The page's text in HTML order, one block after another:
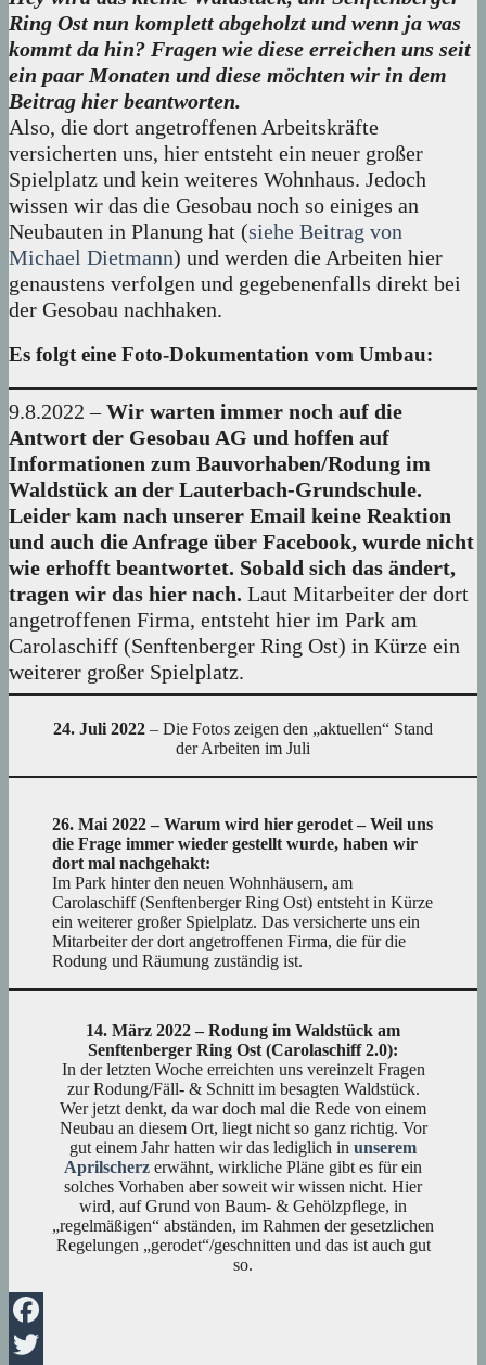
Ring Ost nun komplett abgeholzt und wenn ja was
kommt da hin? Fragen wie diese erreichen uns seit
ein paar Monaten und diese möchten wir in dem
Beitrag hier beantworten.
Also, die dort angetroffenen Arbeitskräfte
versicherten uns, hier entsteht ein neuer großer
Spielplatz und kein weiteres Wohnhaus. Jedoch
wissen wir das die Gesobau noch so einiges an
Neubauten in Planung hat (siehe Beitrag von
Michael Dietmann) und werden die Arbeiten hier
genaustens verfolgen und gegebenenfalls direkt bei
der Gesobau nachhaken.
Es folgt eine Foto-Dokumentation vom Umbau:
9.8.2022 –Wir warten immer noch auf die
Antwort der Gesobau AG und hoffen auf
Informationen zum Bauvorhaben/Rodung im
Waldstück an der Lauterbach-Grundschule.
Leider kam nach unserer Email keine Reaktion
und auch die Anfrage über Facebook, wurde nicht
wie erhofft beantwortet. Sobald sich das ändert,
tragen wir das hier nach. Laut Mitarbeiter der dort
angetroffenen Firma, entsteht hier im Park am
Carolaschiff (Senftenberger Ring Ost) in Kürze ein
weiterer großer Spielplatz.
24. Juli 2022 – Die Fotos zeigen den „aktuellen“ Stand
der Arbeiten im Juli
26. Mai 2022 – Warum wird hier gerodet – Weil uns
die Frage immer wieder gestellt wurde, haben wir
dort mal nachgehakt:
Im Park hinter den neuen Wohnhäusern, am
Carolaschiff (Senftenberger Ring Ost) entsteht in Kürze
ein weiterer großer Spielplatz. Das versicherte uns ein
Mitarbeiter der dort angetroffenen Firma, die für die
Rodung und Räumung zuständig ist.
14. März 2022 – Rodung im Waldstück am
Senftenberger Ring Ost (Carolaschiff 2.0):
In der letzten Woche erreichten uns vereinzelt Fragen
zur Rodung/Fäll- & Schnitt im besagten Waldstück.
Wer jetzt denkt, da war doch mal die Rede von einem
Neubau an diesem Ort, liegt nicht so ganz richtig. Vor
gut einem Jahr hatten wir das lediglich in unserem
Aprilscherz erwähnt, wirkliche Pläne gibt es für ein
solches Vorhaben aber soweit wir wissen nicht. Hier
wird, auf Grund von Baum- & Gehölzpflege, in
„regelmäßigen“ abständen, im Rahmen der gesetzlichen
Regelungen „gerodet“/geschnitten und das ist auch gut
so.
Facebook